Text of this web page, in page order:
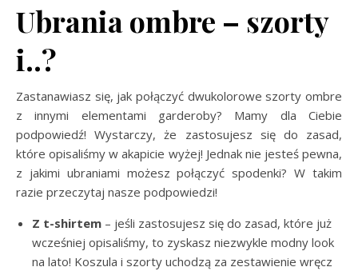
Ubrania ombre – szorty
i..?
Zastanawiasz się, jak połączyć dwukolorowe szorty ombre
z innymi elementami garderoby? Mamy dla Ciebie
podpowiedź! Wystarczy, że zastosujesz się do zasad,
które opisaliśmy w akapicie wyżej! Jednak nie jesteś pewna,
z jakimi ubraniami możesz połączyć spodenki? W takim
razie przeczytaj nasze podpowiedzi!
Z t-shirtem – jeśli zastosujesz się do zasad, które już
wcześniej opisaliśmy, to zyskasz niezwykle modny look
na lato! Koszula i szorty uchodzą za zestawienie wręcz